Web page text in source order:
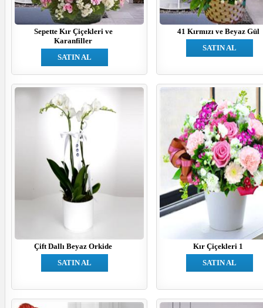
Sepette Kır Çiçekleri ve
Karanfiller
SATIN AL
41 Kırmızı ve Beyaz Gül
SATIN AL
Çift Dallı Beyaz Orkide
SATIN AL
Kır Çiçekleri 1
SATIN AL